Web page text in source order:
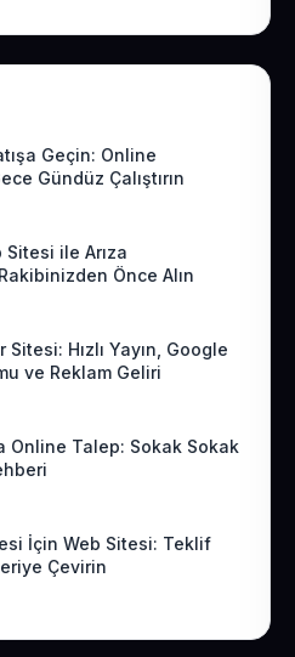
Geçin: Online
Gündüz Çalıştırın
ile Arıza
Önce Alın
Sitesi: Hızlı Yayın, Google
ve Reklam Geliri
Online Talep: Sokak Sokak
İçin Web Sitesi: Teklif
Çevirin